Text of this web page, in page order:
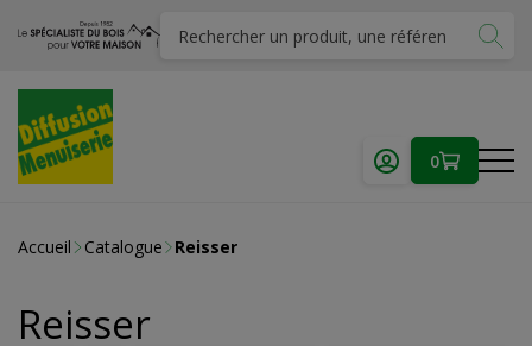
0
Accueil Catalogue Reisser
Reisser